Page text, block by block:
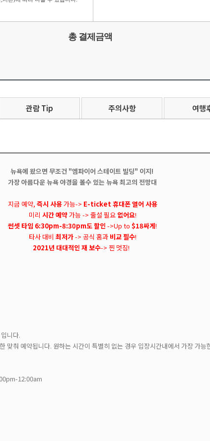
총 결제금액
관람 Tip 주의사항 여행
뉴욕에 왔으면 무조건 "엠파이어 스테이트 빌딩" 이지!
가장 아름다운 뉴욕 야경을 볼수 있는 뉴욕 최고의 전망대
지금 예약, 즉시 사용가능-> E-ticket 휴대폰 열어 사용
미리 시간 예약가능 -> 줄설 필요 없어요!
썬셋 타임 6:30pm-8:30pm도 할인 ->Up to $18싸게!
타사 대비 최저가-> 공식 홈과 비교 필수!
2021년 대대적인 재 보수-> 찐 멋짐!
니다.
맞춰 예약됩니다. 원하는 시간이 특별히 없는 경우 입장시간내에서 가장 가능
12:00am